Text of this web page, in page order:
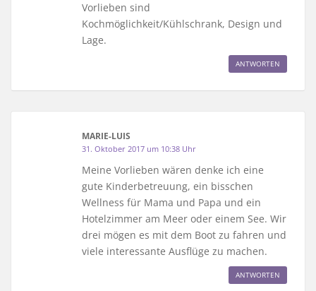
Vorlieben sind
Kochmöglichkeit/Kühlschrank, Design und
Lage.
ANTWORTEN
MARIE-LUIS
31. Oktober 2017 um 10:38 Uhr
Meine Vorlieben wären denke ich eine
gute Kinderbetreuung, ein bisschen
Wellness für Mama und Papa und ein
Hotelzimmer am Meer oder einem See. Wir
drei mögen es mit dem Boot zu fahren und
viele interessante Ausflüge zu machen.
ANTWORTEN